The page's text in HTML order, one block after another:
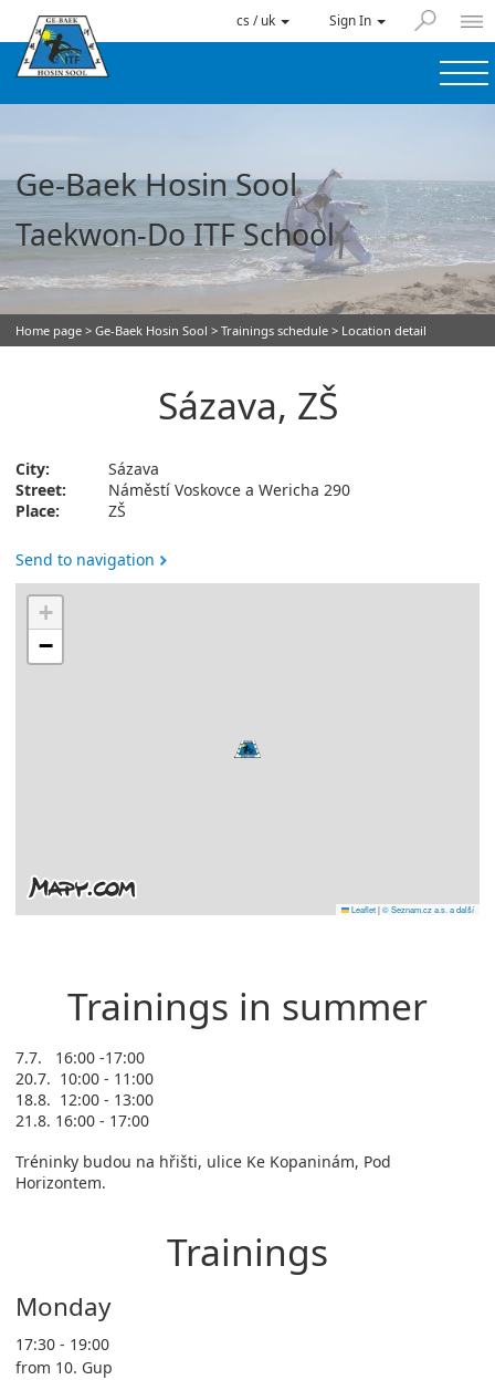
cs / uk Sign In
Ge-Baek Hosin Sool
Taekwon-Do ITF School
Home page > Ge-Baek Hosin Sool > Trainings schedule > Location detail
Sázava, ZŠ
City:
Sázava
Street:
Náměstí Voskovce a Wericha 290
Place:
ZŠ
Send to navigation
+
−
Leaflet|© Seznam.cz a.s. a další
Trainings in summer
7.7. 16:00 -17:00
20.7. 10:00 - 11:00
18.8. 12:00 - 13:00
21.8. 16:00 - 17:00
Tréninky budou na hřišti, ulice Ke Kopaninám, Pod
Horizontem.
Trainings
Monday
17:30 - 19:00
from 10. Gup